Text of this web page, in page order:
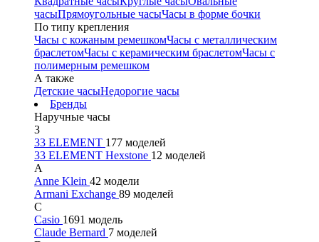
часыПрямоугольные часыЧасы в форме бочки
По типу крепления
Часы с кожаным ремешкомЧасы с металлическим
браслетомЧасы с керамическим браслетомЧасы с
полимерным ремешком
А также
Детские часыНедорогие часы
Бренды
Наручные часы
3
33 ELEMENT 177 моделей
33 ELEMENT Hexstone 12 моделей
A
Anne Klein 42 модели
Armani Exchange 89 моделей
C
Casio 1691 модель
Claude Bernard 7 моделей